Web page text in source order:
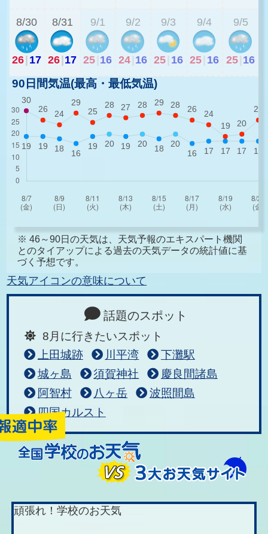
8/30
26 17
8/31
26 17
9/1
25 16
9/2
24 16
9/3
25 16
9/4
25 16
9/5
25 16
90日間気温(最高・最低気温)
※ 46～90日の天気は、天気予報のエキスパート機関
とのタイアップによる過去の天気データの統計値に基
づく予想です。
天気アイコンの意味について
話題のスポット
8月に行きたいスポット
上田城跡
川平湾
下灘駅
城ヶ島
須賀神社
慶良間諸島
阿智村
八ヶ岳
波照間島
四国カルスト
頑張れ！学校のお天気